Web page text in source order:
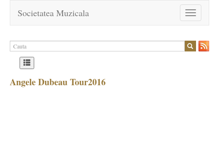
Toggle
navigation
Societatea Muzicala
Angele Dubeau Tour2016